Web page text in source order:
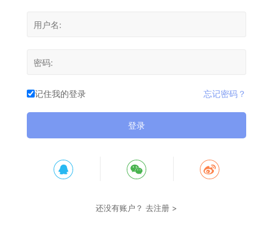
记住我的登录 忘记密码？
登录
还没有账户？ 去注册 >